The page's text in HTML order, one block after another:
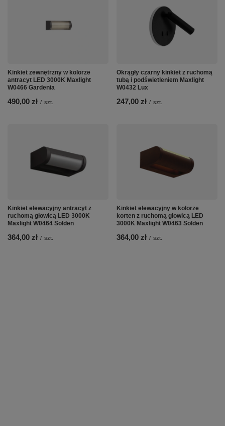
Kinkiet zewnętrzny w kolorze
antracyt LED 3000K Maxlight
W0466 Gardenia
490,00 zł / szt.
Okrągły czarny kinkiet z ruchomą
tubą i podświetleniem Maxlight
W0432 Lux
247,00 zł / szt.
Kinkiet elewacyjny antracyt z
ruchomą głowicą LED 3000K
Maxlight W0464 Solden
364,00 zł / szt.
Kinkiet elewacyjny w kolorze
korten z ruchomą głowicą LED
3000K Maxlight W0463 Solden
364,00 zł / szt.